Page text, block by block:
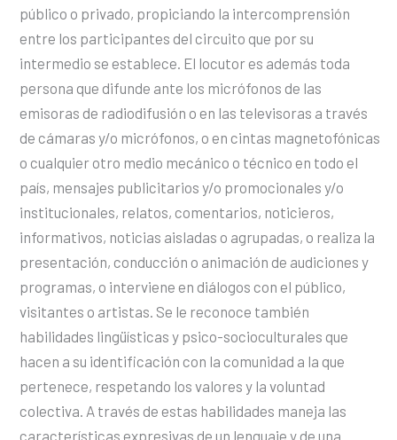
público o privado, propiciando la intercomprensión
entre los participantes del circuito que por su
intermedio se establece. El locutor es además toda
persona que difunde ante los micrófonos de las
emisoras de radiodifusión o en las televisoras a través
de cámaras y/o micrófonos, o en cintas magnetofónicas
o cualquier otro medio mecánico o técnico en todo el
país, mensajes publicitarios y/o promocionales y/o
institucionales, relatos, comentarios, noticieros,
informativos, noticias aisladas o agrupadas, o realiza la
presentación, conducción o animación de audiciones y
programas, o interviene en diálogos con el público,
visitantes o artistas. Se le reconoce también
habilidades lingüísticas y psico-socioculturales que
hacen a su identificación con la comunidad a la que
pertenece, respetando los valores y la voluntad
colectiva. A través de estas habilidades maneja las
características expresivas de un lenguaje y de una